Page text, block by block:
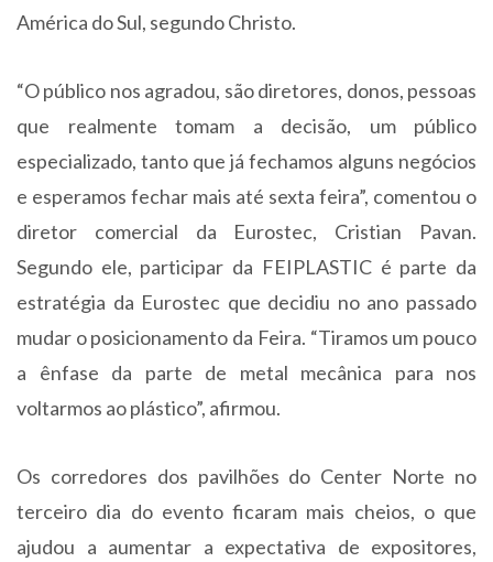
América do Sul, segundo Christo.
“O público nos agradou, são diretores, donos, pessoas
que realmente tomam a decisão, um público
especializado, tanto que já fechamos alguns negócios
e esperamos fechar mais até sexta feira”, comentou o
diretor comercial da Eurostec, Cristian Pavan.
Segundo ele, participar da FEIPLASTIC é parte da
estratégia da Eurostec que decidiu no ano passado
mudar o posicionamento da Feira. “Tiramos um pouco
a ênfase da parte de metal mecânica para nos
voltarmos ao plástico”, afirmou.
Os corredores dos pavilhões do Center Norte no
terceiro dia do evento ficaram mais cheios, o que
ajudou a aumentar a expectativa de expositores,